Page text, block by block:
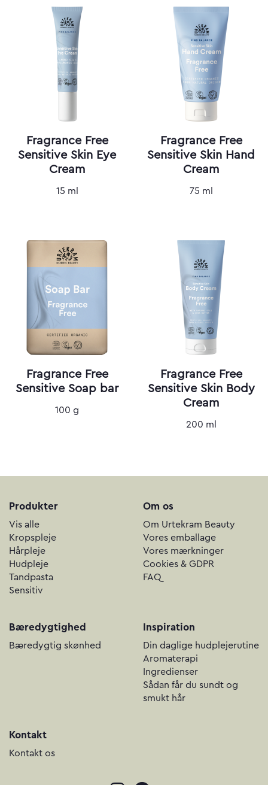
Fragrance Free
Sensitive Skin Eye
Cream
15 ml
Fragrance Free
Sensitive Skin Hand
Cream
75 ml
Fragrance Free
Sensitive Soap bar
100 g
Fragrance Free
Sensitive Skin Body
Cream
200 ml
Produkter
Vis alle
Kropspleje
Hårpleje
Hudpleje
Tandpasta
Sensitiv
Om os
Om Urtekram Beauty
Vores emballage
Vores mærkninger
Cookies & GDPR
FAQ
Bæredygtighed
Bæredygtig skønhed
Inspiration
Din daglige hudplejerutine
Aromaterapi
Ingredienser
Sådan får du sundt og
smukt hår
Kontakt
Kontakt os